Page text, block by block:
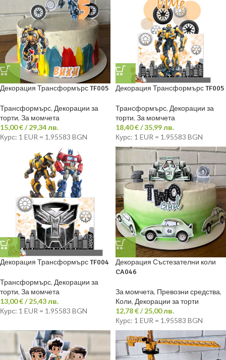
Декорация Трансформърс TF005
Трансформърс, Декорации за
торти, За момчета
15,00€/ 29,34 лв.
Курс: 1 EUR = 1.95583 BGN
Декорация Трансформърс TF005
Трансформърс, Декорации за
торти, За момчета
18,40€/ 35,99 лв.
Курс: 1 EUR = 1.95583 BGN
Декорация Трансформърс TF004
Трансформърс, Декорации за
торти, За момчета
13,00€/ 25,43 лв.
Курс: 1 EUR = 1.95583 BGN
Декорация Състезателни коли
CA046
За момчета, Превозни средства,
Коли, Декорации за торти
12,78€/ 25,00 лв.
Курс: 1 EUR = 1.95583 BGN